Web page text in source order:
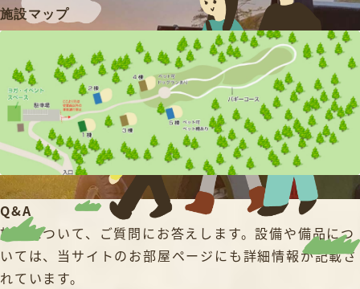
施設マップ
Q&A
施設について、ご質問にお答えします。設備や備品につ
いては、当サイトのお部屋ページにも詳細情報が記載さ
れています。